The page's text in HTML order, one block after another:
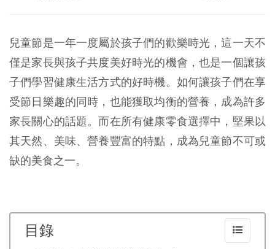
兒童節是一年一度屬於孩子們的歡樂時光，這一天不
僅是家長與孩子共度美好時光的機會，也是一個讓孩
子們學習健康生活方式的好時機。如何讓孩子們在享
受節日樂趣的同時，也能獲取均衡的營養，成為許多
家長關心的話題。而在所有健康零食選擇中，堅果以
其天然、美味、營養豐富的特點，成為兒童節不可或
缺的美食之一。
目錄